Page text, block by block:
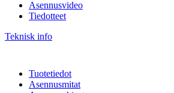
Asennusvideo
Tiedotteet
Teknisk info
Tuotetiedot
Asennusmitat